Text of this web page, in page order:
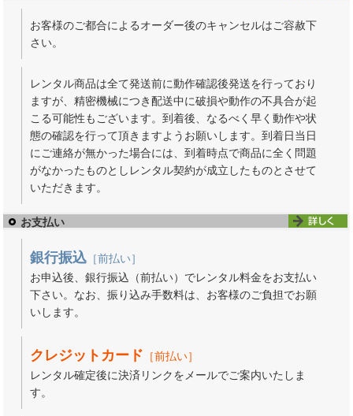
お客様のご都合によるオーダー後のキャンセルはご容赦下
さい。
レンタル商品は全て発送前に動作確認後発送を行っており
ますが、精密機械につき配送中に破損や動作の不具合が起
こる可能性もございます。到着後、なるべく早く動作や状
態の確認を行って頂きますようお願いします。到着日当日
にご連絡が無かった場合には、到着時点で商品に全く問題
がなかったものとしレンタル契約が成立したものとさせて
いただきます。
お支払い
銀行振込［前払い］
お申込後、銀行振込（前払い）でレンタル料金をお支払い
下さい。なお、振り込み手数料は、お客様のご負担でお願
いします。
クレジットカード ［前払い］
レンタル確定後に決済リンクをメールでご案内いたしま
す。